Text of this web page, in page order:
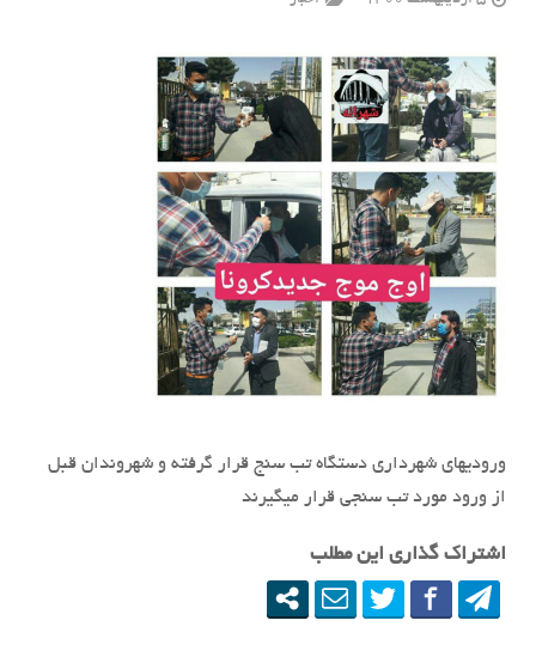
قوچان
ارتباط با ما
ورودیهای شهرداری دستگاه تب سنج قرار گرفته و شهروندان قبل
از ورود مورد تب سنجی قرار میگیرند
اشتراک گذاری این مطلب